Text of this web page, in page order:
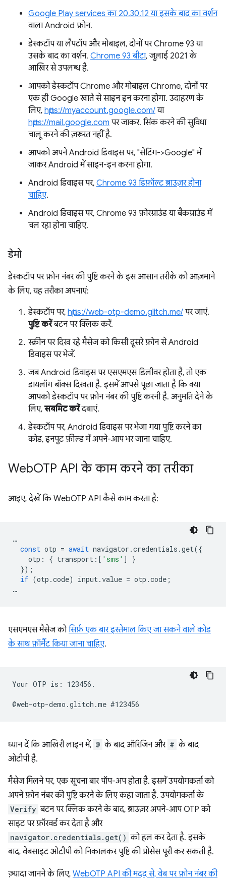
Google Play services का 20.30.12 या इसके बाद का वर्शन
वाला Android फ़ोन.
डेस्कटॉप या लैपटॉप और मोबाइल, दोनों पर Chrome 93 या
उसके बाद का वर्शन. Chrome 93 बीटा, जुलाई 2021 के
आखिर से उपलब्ध है.
आपको डेस्कटॉप Chrome और मोबाइल Chrome, दोनों पर
एक ही Google खाते से साइन इन करना होगा. उदाहरण के
लिए, https://myaccount.google.com/या
https://mail.google.com पर जाकर. सिंक करने की सुविधा
चालू करने की ज़रूरत नहीं है.
आपको अपने Android डिवाइस पर, "सेटिंग->Google" में
जाकर Android में साइन-इन करना होगा.
Android डिवाइस पर, Chrome 93 डिफ़ॉल्ट ब्राउज़र होना
चाहिए.
Android डिवाइस पर, Chrome 93 फ़ोरग्राउंड या बैकग्राउंड में
चल रहा होना चाहिए.
डेमो
डेस्कटॉप पर फ़ोन नंबर की पुष्टि करने के इस आसान तरीके को आज़माने
के लिए, यह तरीका अपनाएं:
डेस्कटॉप पर, https://web-otp-demo.glitch.me/ पर जाएं.
पुष्टि करेंबटन पर क्लिक करें.
स्क्रीन पर दिख रहे मैसेज को किसी दूसरे फ़ोन से Android
डिवाइस पर भेजें.
जब Android डिवाइस पर एसएमएस डिलीवर होता है, तो एक
डायलॉग बॉक्स दिखता है. इसमें आपसे पूछा जाता है कि क्या
आपको डेस्कटॉप पर फ़ोन नंबर की पुष्टि करनी है. अनुमति देने के
लिए, सबमिट करेंदबाएं.
डेस्कटॉप पर, Android डिवाइस पर भेजा गया पुष्टि करने का
कोड, इनपुट फ़ील्ड में अपने-आप भर जाना चाहिए.
WebOTP API के काम करने का तरीका
आइए, देखें कि WebOTP API कैसे काम करता है:
…
const otp = await navigator .credentials .get({
otp : { transport : [ 'sms' ]
}
});
if (otp .code) input .value = otp .code ;
…
एसएमएस मैसेज कोसिर्फ़ एक बार इस्तेमाल किए जा सकने वाले कोड
के साथ फ़ॉर्मैट किया जाना चाहिए.
Your OTP is: 123456.
ध्यान दें कि आखिरी लाइन में, @ के बाद ऑरिजिन और # के बाद
ओटीपी है.
मैसेज मिलने पर, एक सूचना बार पॉप-अप होता है. इसमें उपयोगकर्ता को
अपने फ़ोन नंबर की पुष्टि करने के लिए कहा जाता है. उपयोगकर्ता के
Verify बटन पर क्लिक करने के बाद, ब्राउज़र अपने-आप OTP को
साइट पर फ़ॉरवर्ड कर देता है और
navigator.credentials.get() को हल कर देता है. इसके
बाद, वेबसाइट ओटीपी को निकालकर पुष्टि की प्रोसेस पूरी कर सकती है.
ज़्यादा जानने के लिए, WebOTP API की मदद से, वेब पर फ़ोन नंबर की